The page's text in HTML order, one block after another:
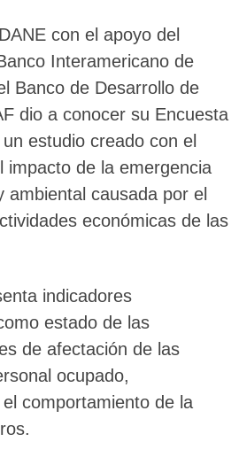
con el apoyo del
Interamericano de
Banco de Desarrollo de
dio a conocer su Encuesta
estudio creado con el
impacto de la emergencia
ambiental causada por el
económicas de las
indicadores
estado de las
de afectación de las
ocupado,
comportamiento de la